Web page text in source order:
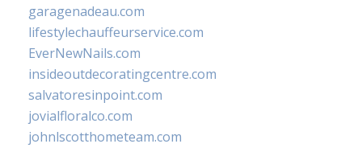
garagenadeau.com
lifestylechauffeurservice.com
EverNewNails.com
insideoutdecoratingcentre.com
salvatoresinpoint.com
jovialfloralco.com
johnlscotthometeam.com